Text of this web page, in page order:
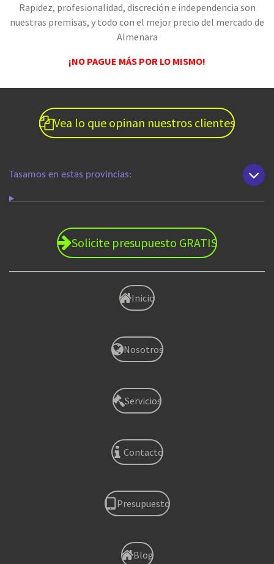
Rapidez, profesionalidad, discreción e independencia son
nuestras premisas, y todo con el mejor precio del mercado de
Almenara
¡NO PAGUE MÁS POR LO MISMO!
Vea lo que opinan nuestros clientes
Tasamos en estas provincias:
Solicite presupuesto GRATIS
Inicio
Nosotros
Servicios
Contacto
Presupuesto
Blog